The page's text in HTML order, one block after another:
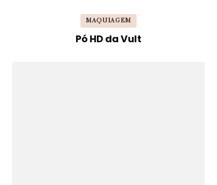
MAQUIAGEM
Pó HD da Vult